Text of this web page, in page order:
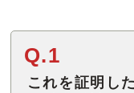
Q.1
これを証明し